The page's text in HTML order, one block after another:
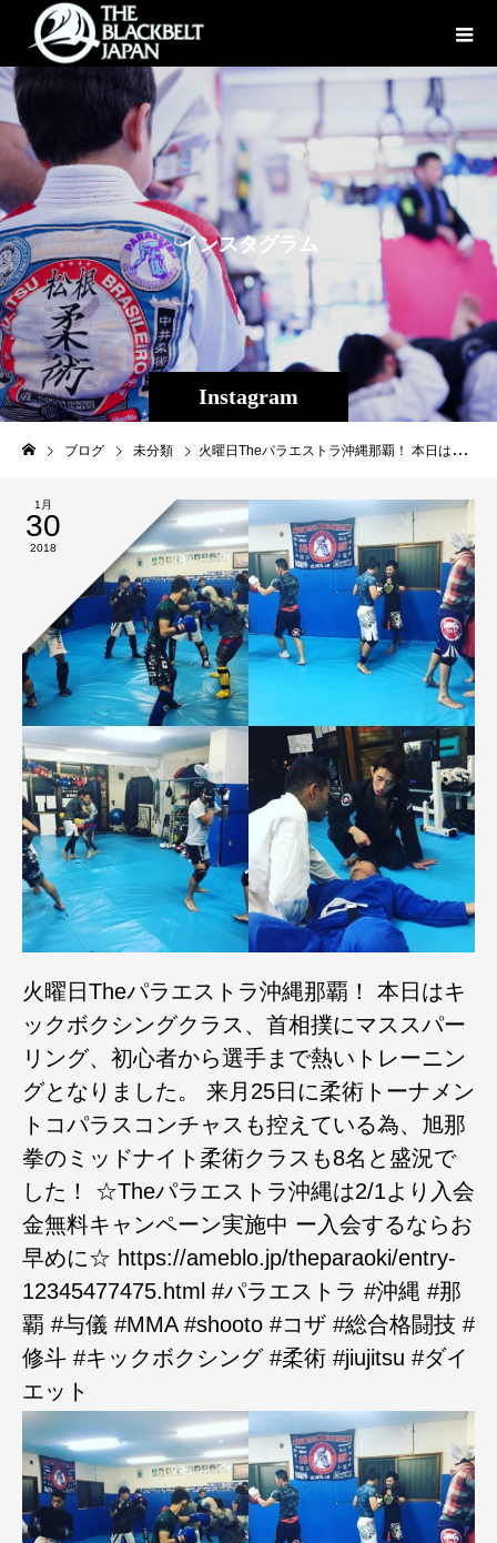
Instagram
インスタグラ ム
ブログ 未分類 火曜日Theパラエストラ沖縄那覇！ 本日はキックボクシングクラス、首相撲にマススパーリング、初心者から選手まで熱いトレーニングとなりました。 来月25日に柔術トーナメントコパラスコンチャスも控えている為、旭那拳のミッドナイト柔術クラスも8名と盛況でした！ ☆Theパラエストラ沖縄は2/1より入会金無料キャンペーン実施中 ー入会するならお早めに☆ https://ameblo.jp/theparaoki/entry-12345477475.html #パラエストラ #沖縄 #那覇 #与儀 #MMA #shooto #コザ #総合格闘技 #修斗 #キックボクシング #柔術 #jiujitsu #ダイエット
1月
30
2018
火曜日Theパラエストラ沖縄那覇！ 本日はキ
ックボクシングクラス、首相撲にマススパー
リング、初心者から選手まで熱いトレーニン
グとなりました。 来月25日に柔術トーナメン
トコパラスコンチャスも控えている為、旭那
拳のミッドナイト柔術クラスも8名と盛況で
した！ ☆Theパラエストラ沖縄は2/1より入会
金無料キャンペーン実施中 ー入会するならお
早めに☆ https://ameblo.jp/theparaoki/entry-
12345477475.html #パラエストラ #沖縄 #那
覇 #与儀 #MMA #shooto #コザ #総合格闘技 #
修斗 #キックボクシング #柔術 #jiujitsu #ダイ
エット